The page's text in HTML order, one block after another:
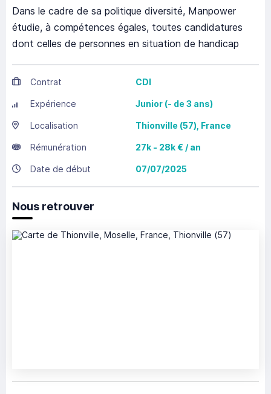
Dans le cadre de sa politique diversité, Manpower
étudie, à compétences égales, toutes candidatures
dont celles de personnes en situation de handicap
Contrat CDI
Expérience Junior (- de 3 ans)
Localisation Thionville (57), France
Rémunération 27k - 28k € / an
Date de début 07/07/2025
Nous retrouver